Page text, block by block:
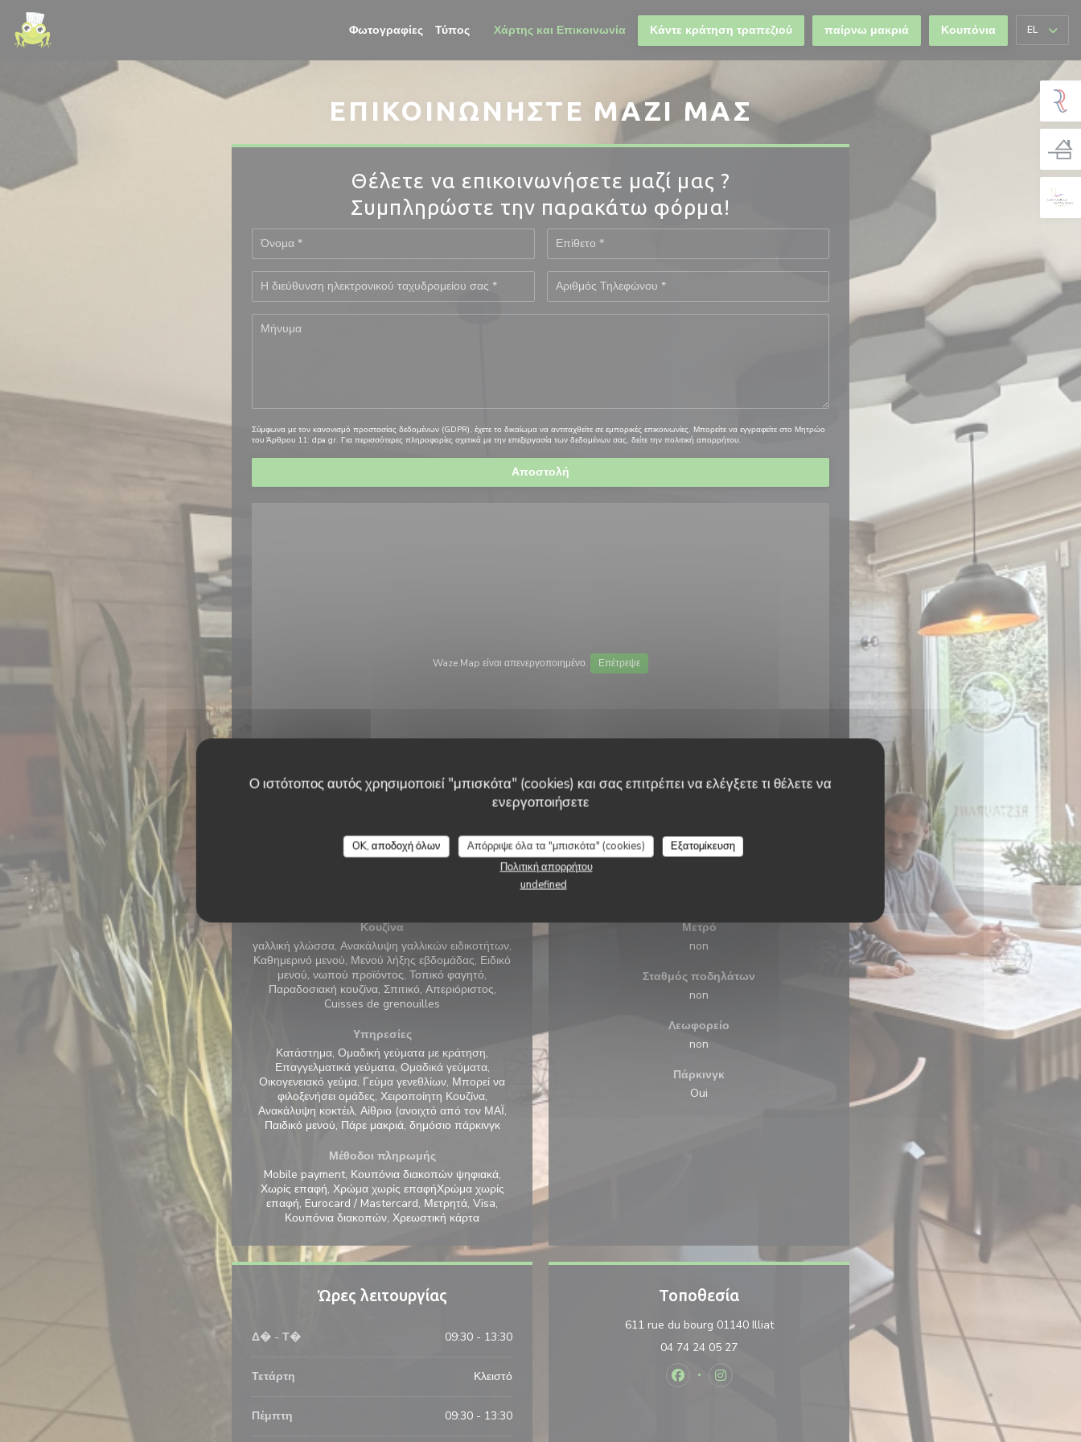
Πίνακας διαχείρισης "Μπισκότων" (Cookies)
Ο ιστότοπος αυτός χρησιμοποιεί "μπισκότα" (cookies) και σας επιτρέπει να ελέγξετε τι θέλετε να
ενεργοποιήσετε
OK, αποδοχή όλων Απόρριψε όλα τα "μπισκότα" (cookies)
Εξατομίκευση
Πολιτική απορρήτου
undefined
Φωτογραφίες Τύπος ((ανοίγει σε νέο παράθυρο))
Χάρτης και Επικοινωνία Κάντε κράτηση τραπεζιού παίρνω μακριά Κουπόνια EL
ΕΠΙΚΟΙΝΩΝΉΣΤΕ ΜΑΖΊ ΜΑΣ
Θέλετε να επικοινωνήσετε μαζί μας ?
Συμπληρώστε την παρακάτω φόρμα!
Σύμφωνα με τον κανονισμό προστασίας δεδομένων (GDPR), έχετε το δικαίωμα να αντιταχθείτε σε εμπορικές επικοινωνίες. Μπορείτε να εγγραφείτε στο Μητρώο
του Άρθρου 11: dpa.gr. Για περισσότερες πληροφορίες σχετικά με την επεξεργασία των δεδομένων σας, δείτε την πολιτική απορρήτου.
Waze Map είναι απενεργοποιημένο. Επέτρεψε
Κουζίνα
γαλλική γλώσσα, Ανακάλυψη γαλλικών ειδικοτήτων,
Καθημερινό μενού, Μενού λήξης εβδομάδας, Ειδικό
μενού, νωπού προϊόντος, Τοπικό φαγητό,
Παραδοσιακή κουζίνα, Σπιτικό, Απεριόριστος,
Cuisses de grenouilles
Υπηρεσίες
Κατάστημα, Ομαδική γεύματα με κράτηση,
Επαγγελματικά γεύματα, Ομαδικά γεύματα,
Οικογενειακό γεύμα, Γεύμα γενεθλίων, Μπορεί να
φιλοξενήσει ομάδες, Χειροποίητη Κουζίνα,
Ανακάλυψη κοκτέιλ, Αίθριο (ανοιχτό από τον ΜΑΪ,
Παιδικό μενού, Πάρε μακριά, δημόσιο πάρκινγκ
Μέθοδοι πληρωμής
Mobile payment, Κουπόνια διακοπών ψηφιακά,
Χωρίς επαφή, Χρώμα χωρίς επαφήΧρώμα χωρίς
επαφή, Eurocard / Mastercard, Μετρητά, Visa,
Κουπόνια διακοπών, Χρεωστική κάρτα
Μετρό
non
Σταθμός ποδηλάτων
non
Λεωφορείο
non
Πάρκινγκ
Oui
Ώρες λειτουργίας
Δ� - Τ� 09:30 - 13:30
Τετάρτη Κλειστό
Πέμπτη 09:30 - 13:30
Τοποθεσία
611 rue du bourg 01140 Illiat((ανοίγει σε νέο παράθυρο))
04 74 24 05 27
Facebook ((ανοίγει σε νέο παράθυρο))
Instagram ((ανοίγει σε νέο παράθυρο))